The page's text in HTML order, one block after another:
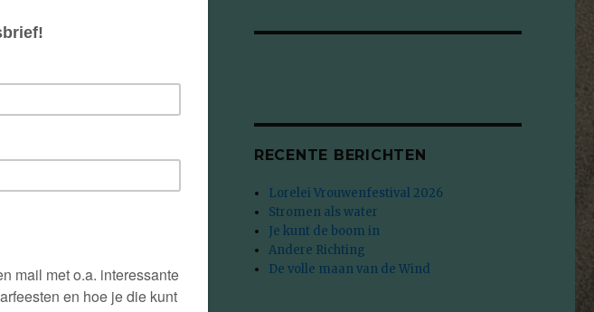
RECENTE BERICHTEN
Lorelei Vrouwenfestival 2026
Stromen als water
Je kunt de boom in
Andere Richting
De volle maan van de Wind